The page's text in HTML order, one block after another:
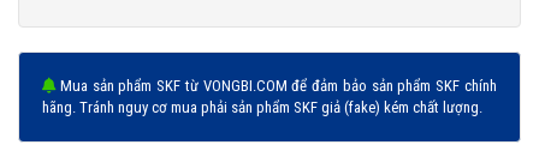
Mua sản phẩm SKF từ VONGBI.COM để đảm bảo sản phẩm SKF chính
hãng. Tránh nguy cơ mua phải sản phẩm SKF giả (fake) kém chất lượng.